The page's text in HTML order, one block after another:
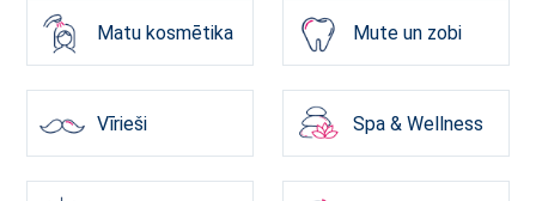
Matu kosmētika Mute un zobi
Vīrieši Spa & Wellness